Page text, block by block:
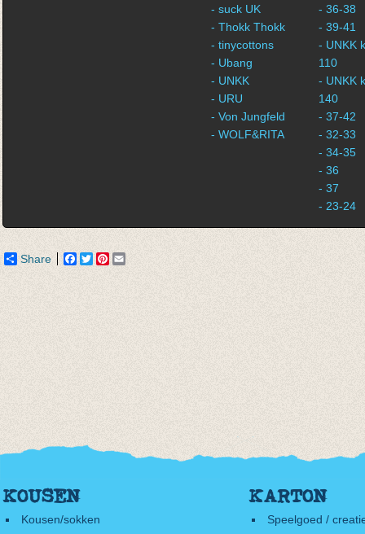
- suck UK
- Thokk Thokk
- tinycottons
- Ubang
- UNKK
- URU
- Von Jungfeld
- WOLF&RITA
- 36-38
- 39-41
- UNKK
110
- UNKK
140
- 37-42
- 32-33
- 34-35
- 36
- 37
- 23-24
Share Facebook
TwitterPinterest
KOUSEN
Kousen/sokken
KARTON
Speelgoed /